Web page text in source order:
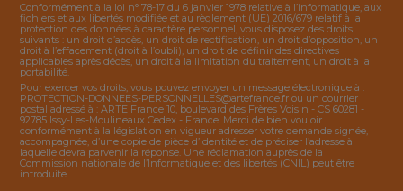
Conformément à la loi n° 78-17 du 6 janvier 1978 relative à l’informatique, aux
fichiers et aux libertés modifiée et au règlement (UE) 2016/679 relatif à la
protection des données à caractère personnel, vous disposez des droits
suivants : un droit d’accès, un droit de rectification, un droit d’opposition, un
droit à l’effacement (droit à l’oubli), un droit de définir des directives
applicables après décès, un droit à la limitation du traitement, un droit à la
portabilité.
Pour exercer vos droits, vous pouvez envoyer un message électronique à :
PROTECTION-DONNEES-PERSONNELLES@artefrance.fr ou un courrier
postal adressé à : ARTE France 10, boulevard des Frères Voisin - CS 60281 -
92785 Issy-Les-Moulineaux Cedex - France. Merci de bien vouloir
conformément à la législation en vigueur adresser votre demande signée,
accompagnée, d’une copie de pièce d’identité et de préciser l’adresse à
laquelle devra parvenir la réponse. Une réclamation auprès de la
Commission nationale de l’Informatique et des libertés (CNIL) peut être
introduite.